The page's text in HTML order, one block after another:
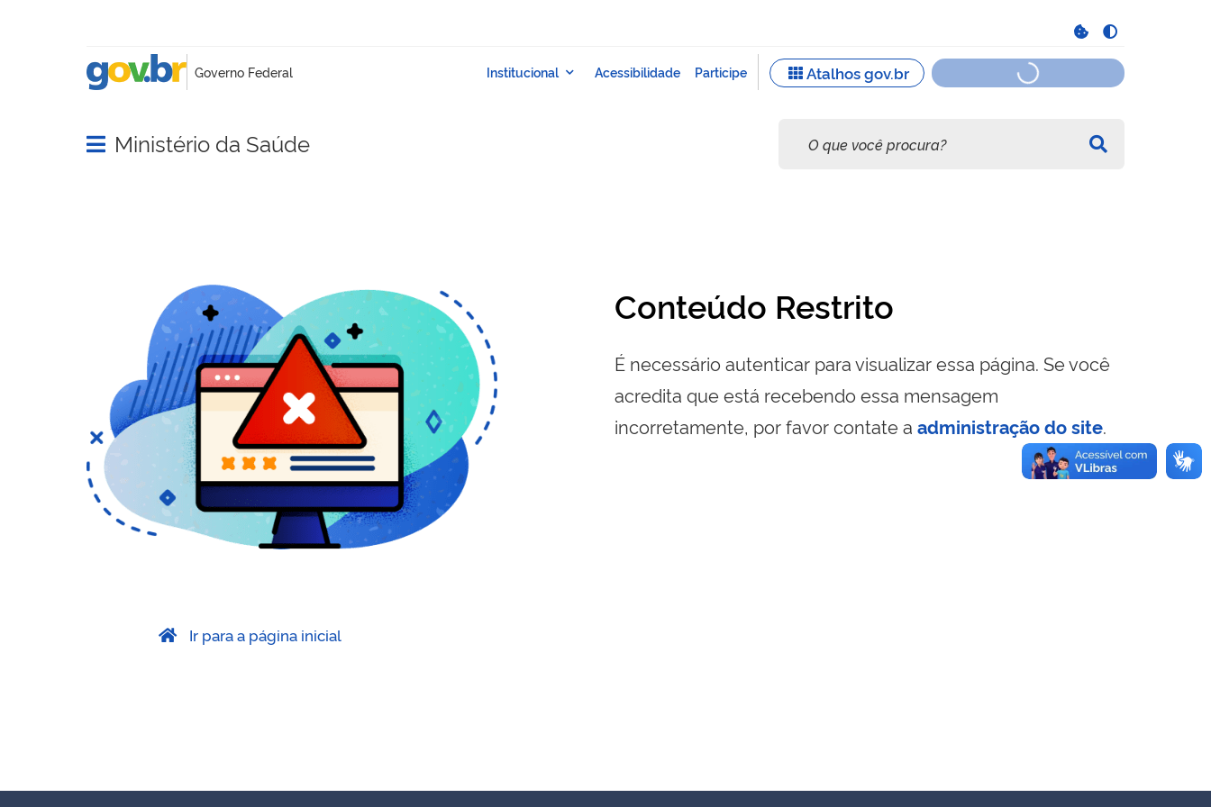
Abrir menu principal de navegação
Ministério da Saúde
Conteúdo Restrito
É necessário autenticar para visualizar essa página. Se você
acredita que está recebendo essa mensagem
incorretamente, por favor contate a administração do site.
Ir para a página inicial